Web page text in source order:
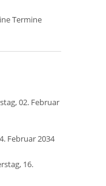
Termine
02. Februar
Februar 2034
16.